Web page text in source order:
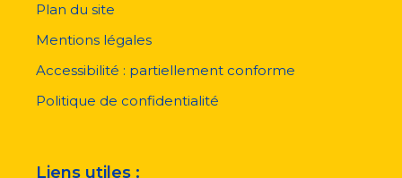
pied
page
Plan du site
Mentions légales
Accessibilité : partiellement conforme
Politique de confidentialité
Liens utiles :